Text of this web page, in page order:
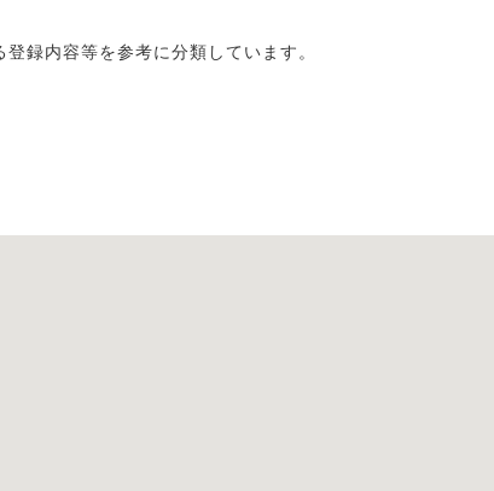
録内容等を参考に分類しています。